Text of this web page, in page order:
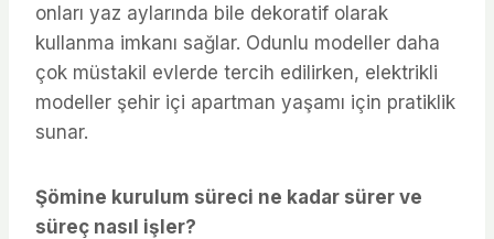
onları yaz aylarında bile dekoratif olarak
kullanma imkanı sağlar. Odunlu modeller daha
çok müstakil evlerde tercih edilirken, elektrikli
modeller şehir içi apartman yaşamı için pratiklik
sunar.
Şömine kurulum süreci ne kadar sürer ve
süreç nasıl işler?